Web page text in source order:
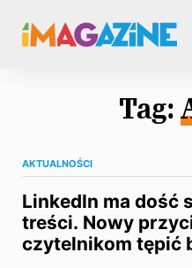
Tag:
AKTUALNOŚCI
LinkedIn ma dość
treści. Nowy
czytelnikom tępić